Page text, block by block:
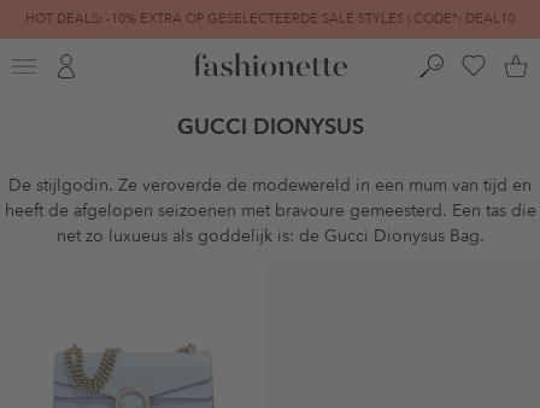
HOT DEALS: -10% EXTRA OP GESELECTEERDE SALE STYLES | CODE*: DEAL10
FINAL SALE | TOT -80% GEREDUCEERD
GUCCI DIONYSUS
De stijlgodin. Ze veroverde de modewereld in een mum van tijd en
heeft de afgelopen seizoenen met bravoure gemeesterd. Een tas die
net zo luxueus als goddelijk is: de Gucci Dionysus Bag.